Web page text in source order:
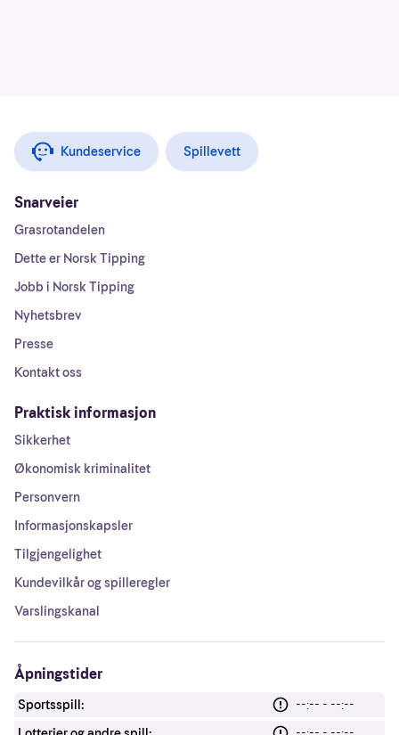
Kundeservice Spillevett
Snarveier
Grasrotandelen
Dette er Norsk Tipping
Jobb i Norsk Tipping
Nyhetsbrev
Presse
Kontakt oss
Praktisk informasjon
Sikkerhet
Økonomisk kriminalitet
Personvern
Informasjonskapsler
Tilgjengelighet
Kundevilkår og spilleregler
Varslingskanal
Åpningstider
Sportsspill:
--:-- - --:--